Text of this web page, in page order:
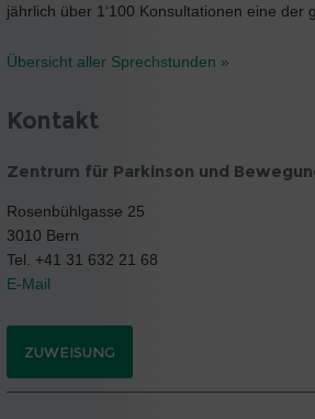
jährlich über 1‘100 Konsultationen eine der
Übersicht aller Sprechstunden »
Kontakt
Zentrum für Parkinson und
Rosenbühlgasse 25
3010 Bern
Tel. +41 31 632 21 68
E-Mail
ZUWEISUNG